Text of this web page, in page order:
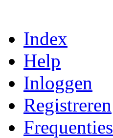
Index
Help
Inloggen
Registreren
Frequenties